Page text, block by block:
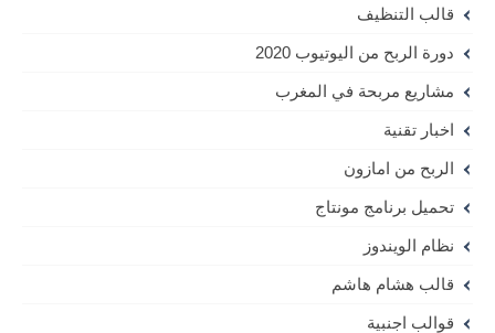
قالب التنظيف
دورة الربح من اليوتيوب 2020
مشاريع مربحة في المغرب
اخبار تقنية
الربح من امازون
تحميل برنامج مونتاج
نظام الويندوز
قالب هشام هاشم
قوالب اجنبية